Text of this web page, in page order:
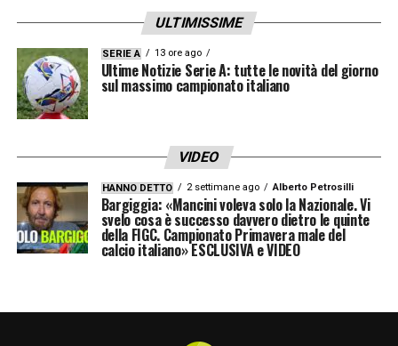
comprese il senso di quel che intendevo?
Franco Baresi, il mio capitano. Una persona
di straordinaria umiltà, un campione vero».
VAN BASTEN
gliene voglio male. Non mi sembra di essere
stato duro con lui. Semplicemente, lo
trattavo e lo valutavo come gli altri. Forse
non gli andava bene questo. Ma non me lo
ULTIMISSIME
SERIE A 13 ore ago
Ultime Notizie Serie A: tutte le novità del giorno
sul massimo campionato italiano
VIDEO
HANNO DETTO 2 settimane ago Alberto Petrosilli
Bargiggia: «Mancini voleva solo la Nazionale. Vi
svelo cosa è successo davvero dietro le quinte
della FIGC. Campionato Primavera male del
calcio italiano» ESCLUSIVA e VIDEO